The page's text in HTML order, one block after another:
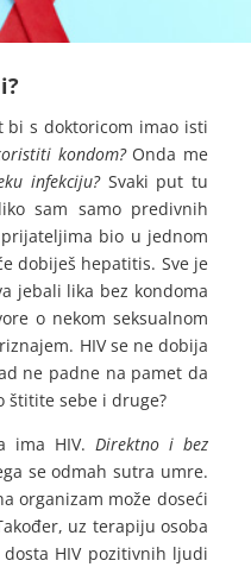
bi s doktoricom imao isti
kondom?Onda me
infekciju?Svaki put tu
sam samo predivnih
bio u jednom
dobiješ hepatitis. Sve je
jebali lika bez kondoma
o nekom seksualnom
HIV se ne dobija
ne padne na pamet da
štitite sebe i druge?
ima HIV. Direktno i bez
se odmah sutra umre.
organizam može doseći
uz terapiju osoba
HIV pozitivnih ljudi